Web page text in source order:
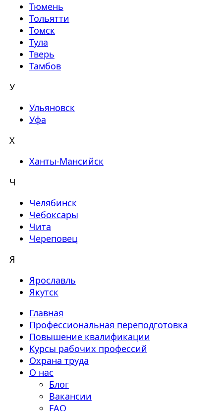
Тюмень
Тольятти
Томск
Тула
Тверь
Тамбов
У
Ульяновск
Уфа
Х
Ханты-Мансийск
Ч
Челябинск
Чебоксары
Чита
Череповец
Я
Ярославль
Якутск
Главная
Профессиональная переподготовка
Повышение квалификации
Курсы рабочих профессий
Охрана труда
О нас
Блог
Вакансии
FAQ